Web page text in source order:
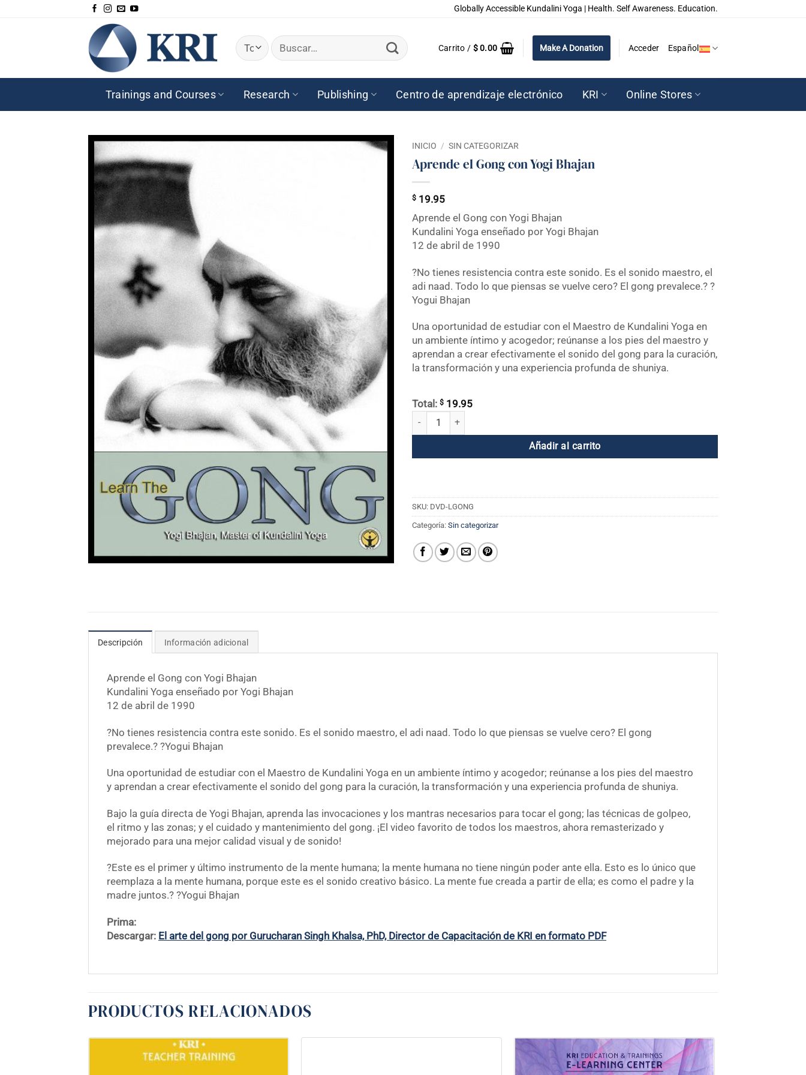
Globally Accessible Kundalini Yoga | Health. Self Awareness. Education.
Buscar
por:
Carrito / $0.00 Make A Donation Acceder Español
Trainings and Courses Research Publishing Centro de aprendizaje electrónico KRI Online Stores
INICIO / SIN CATEGORIZAR
Aprende el Gong con Yogi Bhajan
$ 19.95
Aprende el Gong con Yogi Bhajan
Kundalini Yoga enseñado por Yogi Bhajan
12 de abril de 1990
?No tienes resistencia contra este sonido. Es el sonido maestro, el
adi naad. Todo lo que piensas se vuelve cero? El gong prevalece.? ?
Yogui Bhajan
Una oportunidad de estudiar con el Maestro de Kundalini Yoga en
un ambiente íntimo y acogedor; reúnanse a los pies del maestro y
aprendan a crear efectivamente el sonido del gong para la curación,
la transformación y una experiencia profunda de shuniya.
Total: $ 19.95
Aprende el Gong con Yogi Bhajan cantidad
Añadir al carrito
SKU: DVD-LGONG
Categoría: Sin categorizar
Descripción Información adicional
Aprende el Gong con Yogi Bhajan
Kundalini Yoga enseñado por Yogi Bhajan
12 de abril de 1990
?No tienes resistencia contra este sonido. Es el sonido maestro, el adi naad. Todo lo que piensas se vuelve cero? El gong
prevalece.? ?Yogui Bhajan
Una oportunidad de estudiar con el Maestro de Kundalini Yoga en un ambiente íntimo y acogedor; reúnanse a los pies del maestro
y aprendan a crear efectivamente el sonido del gong para la curación, la transformación y una experiencia profunda de shuniya.
Bajo la guía directa de Yogi Bhajan, aprenda las invocaciones y los mantras necesarios para tocar el gong; las técnicas de golpeo,
el ritmo y las zonas; y el cuidado y mantenimiento del gong. ¡El video favorito de todos los maestros, ahora remasterizado y
mejorado para una mejor calidad visual y de sonido!
?Este es el primer y último instrumento de la mente humana; la mente humana no tiene ningún poder ante ella. Esto es lo único que
reemplaza a la mente humana, porque este es el sonido creativo básico. La mente fue creada a partir de ella; es como el padre y la
madre juntos.? ?Yogui Bhajan
Prima:
Descargar: El arte del gong por Gurucharan Singh Khalsa, PhD, Director de Capacitación de KRI en formato PDF
PRODUCTOS RELACIONADOS